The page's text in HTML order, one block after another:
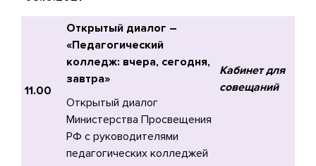
11.00
Открытый диалог –
«Педагогический
колледж: вчера, сегодня,
завтра»
Открытый диалог
Министерства Просвещения
РФ с руководителями
педагогических колледжей
Кабинет для
совещаний